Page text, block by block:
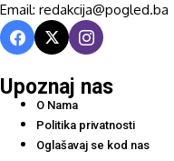
Email: redakcija@pogled.ba
Upoznaj nas
O Nama
Politika privatnosti
Oglašavaj se kod nas